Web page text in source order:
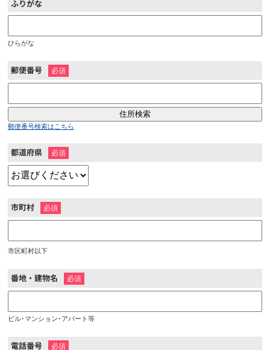
ふりがな
ひらがな
郵便番号 ※
郵便番号検索はこちら
都道府県 ※
市町村 ※
市区町村以下
番地・建物名 ※
ビル･マンション･アパート等
電話番号 ※